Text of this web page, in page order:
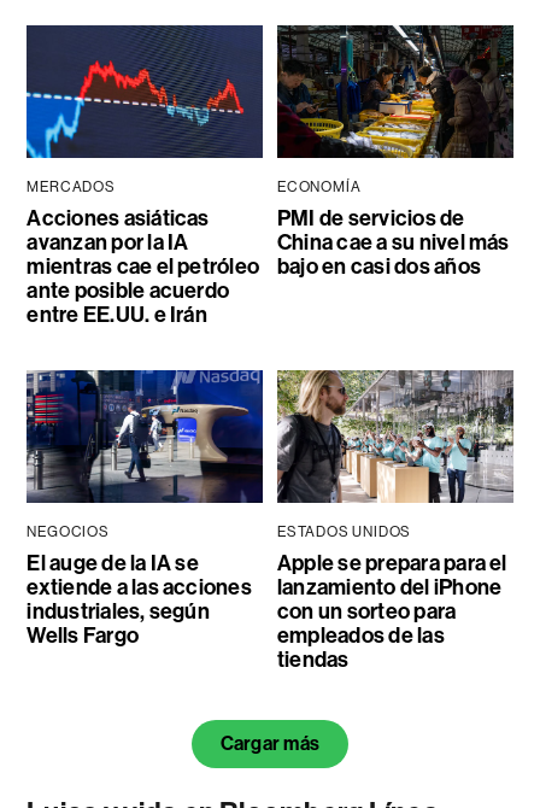
MERCADOS
Acciones asiáticas
avanzan por la IA
mientras cae el petróleo
ante posible acuerdo
entre EE.UU. e Irán
ECONOMÍA
PMI de servicios de
China cae a su nivel más
bajo en casi dos años
NEGOCIOS
El auge de la IA se
extiende a las acciones
industriales, según
Wells Fargo
ESTADOS UNIDOS
Apple se prepara para el
lanzamiento del iPhone
con un sorteo para
empleados de las
tiendas
Cargar más